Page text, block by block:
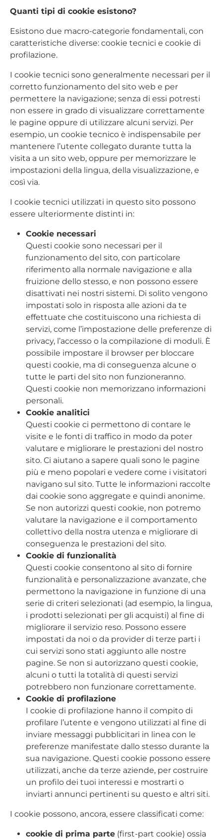
Quanti tipi di cookie esistono?
Esistono due macro-categorie fondamentali, con
caratteristiche diverse: cookie tecnici e cookie di
profilazione.
I cookie tecnici sono generalmente necessari per il
corretto funzionamento del sito web e per
permettere la navigazione; senza di essi potresti
non essere in grado di visualizzare correttamente
le pagine oppure di utilizzare alcuni servizi. Per
esempio, un cookie tecnico è indispensabile per
mantenere l’utente collegato durante tutta la
visita a un sito web, oppure per memorizzare le
impostazioni della lingua, della visualizzazione, e
così via.
I cookie tecnici utilizzati in questo sito possono
essere ulteriormente distinti in:
Cookie necessari
Questi cookie sono necessari per il
funzionamento del sito, con particolare
riferimento alla normale navigazione e alla
fruizione dello stesso, e non possono essere
disattivati nei nostri sistemi. Di solito vengono
impostati solo in risposta alle azioni da te
effettuate che costituiscono una richiesta di
servizi, come l’impostazione delle preferenze di
privacy, l’accesso o la compilazione di moduli. È
possibile impostare il browser per bloccare
questi cookie, ma di conseguenza alcune o
tutte le parti del sito non funzioneranno.
Questi cookie non memorizzano informazioni
personali.
Cookie analitici
Questi cookie ci permettono di contare le
visite e le fonti di traffico in modo da poter
valutare e migliorare le prestazioni del nostro
sito. Ci aiutano a sapere quali sono le pagine
più e meno popolari e vedere come i visitatori
navigano sul sito. Tutte le informazioni raccolte
dai cookie sono aggregate e quindi anonime.
Se non autorizzi questi cookie, non potremo
valutare la navigazione e il comportamento
collettivo della nostra utenza e migliorare di
conseguenza le prestazioni del sito.
Cookie di funzionalità
Questi cookie consentono al sito di fornire
funzionalità e personalizzazione avanzate, che
permettono la navigazione in funzione di una
serie di criteri selezionati (ad esempio, la lingua,
i prodotti selezionati per gli acquisti) al fine di
migliorare il servizio reso. Possono essere
impostati da noi o da provider di terze parti i
cui servizi sono stati aggiunto alle nostre
pagine. Se non si autorizzano questi cookie,
alcuni o tutti la totalità di questi servizi
potrebbero non funzionare correttamente.
Cookie di profilazione
I cookie di profilazione hanno il compito di
profilare l’utente e vengono utilizzati al fine di
inviare messaggi pubblicitari in linea con le
preferenze manifestate dallo stesso durante la
sua navigazione. Questi cookie possono essere
utilizzati, anche da terze aziende, per costruire
un profilo dei tuoi interessi e mostrarti o
inviarti annunci pertinenti su questo e altri siti.
I cookie possono, ancora, essere classificati come:
cookie di prima parte (first-part cookie) ossia